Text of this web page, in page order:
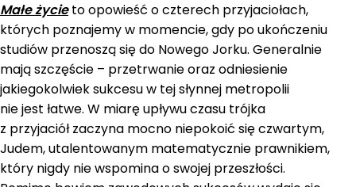
Małe życieto opowieść o czterech przyjaciołach,
których poznajemy w momencie, gdy po ukończeniu
studiów przenoszą się do Nowego Jorku. Generalnie
mają szczęście – przetrwanie oraz odniesienie
jakiegokolwiek sukcesu w tej słynnej metropolii
nie jest łatwe. W miarę upływu czasu trójka
z przyjaciół zaczyna mocno niepokoić się czwartym,
Judem, utalentowanym matematycznie prawnikiem,
który nigdy nie wspomina o swojej przeszłości.